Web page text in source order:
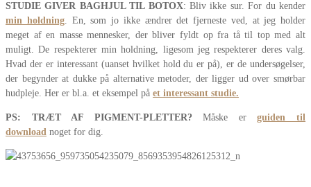
STUDIE GIVER BAGHJUL TIL BOTOX: Bliv ikke sur. For du kender
min holdning. En, som jo ikke ændrer det fjerneste ved, at jeg holder
meget af en masse mennesker, der bliver fyldt op fra tå til top med alt
muligt. De respekterer min holdning, ligesom jeg respekterer deres valg.
Hvad der er interessant (uanset hvilket hold du er på), er de undersøgelser,
der begynder at dukke på alternative metoder, der ligger ud over smørbar
hudpleje. Her er bl.a. et eksempel på et interessant studie.
PS: TRÆT AF PIGMENT-PLETTER?Måske erguiden til
download noget for dig.